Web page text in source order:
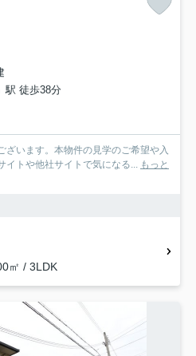
駅 徒歩38分
ざいます。本物件の見学のご希望や入
イトや他社サイトで気になる... もっと
㎡ / 3LDK